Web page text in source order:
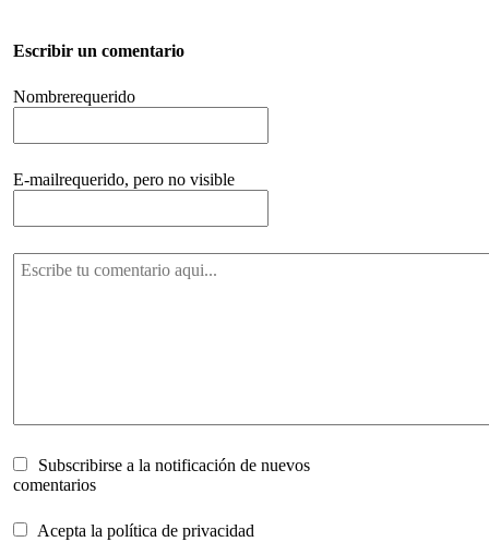
Escribir un comentario
Nombrerequerido
E-mailrequerido, pero no visible
Subscribirse a la notificación de nuevos
comentarios
Acepta la política de privacidad